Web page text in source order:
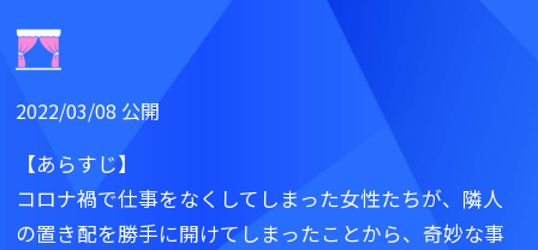
2022/03/08 公開
【あらすじ】
コロナ禍で仕事をなくしてしまった女性たちが、隣人
の置き配を勝手に開けてしまったことから、奇妙な事